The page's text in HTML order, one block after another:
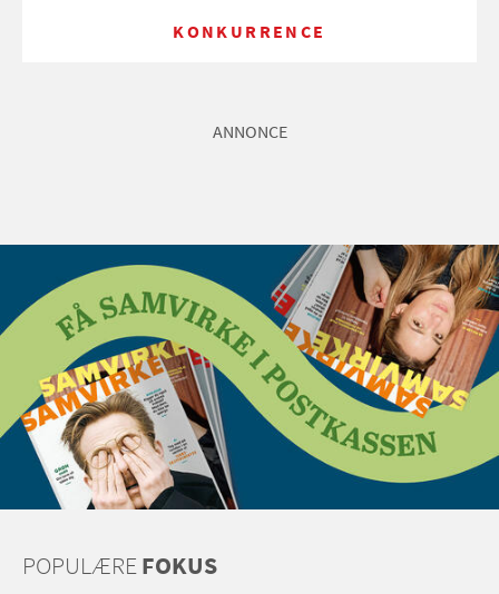
KONKURRENCE
ANNONCE
POPULÆREFOKUS